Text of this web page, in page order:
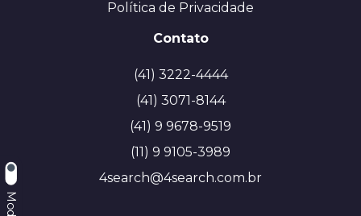
Política de Privacidade
Contato
(41) 3222-4444
(41) 3071-8144
(41) 9 9678-9519
(11) 9 9105-3989
4search@4search.com.br